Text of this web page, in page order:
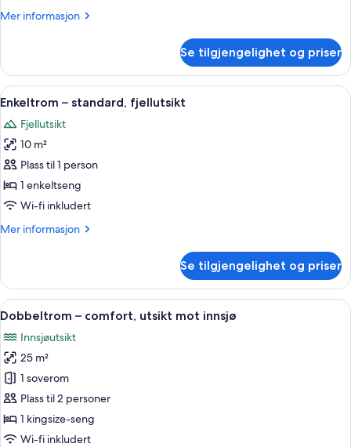
innsjø
Mer informasjon
Mer
–
superior,
utsikt
innsjø
Se tilgjengelighet og priser
Åpne
alle
bildene
av
Enkeltrom
–
standard,
Safe på rommet, skrivebord og
4
Enkeltrom – standard, fjellutsikt
Fjellutsikt
10 m²
Plass til 1 person
1 enkeltseng
Wi-fi inkludert
Mer informasjon
Mer
–
standard,
fjellutsikt
Se tilgjengelighet og priser
Åpne
alle
bildene
av
Dobbeltrom
–
comfort,
utsikt
Dobbeltrom – comfort, utsikt mot
4
Dobbeltrom – comfort, utsikt mot innsjø
Innsjøutsikt
25 m²
1 soverom
Plass til 2 personer
1 kingsize-seng
Wi-fi inkludert